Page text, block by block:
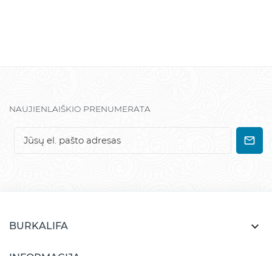
NAUJIENLAIŠKIO PRENUMERATA
BURKALIFA 